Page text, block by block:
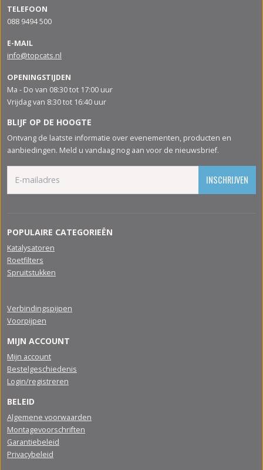
TELEFOON
088 9494 500
E-MAIL
info@topcats.nl
OPENINGSTIJDEN
Ma - Do van 08:30 tot 17:00 uur
Vrijdag van 8:30 tot 16:40 uur
BLIJF OP DE HOOGTE
Ontvang de laatste informatie over evenementen, producten en
aanbiedingen. Meld u vandaag nog aan voor de nieuwsbrief.
INSCHRIJVEN
POPULAIRE CATEGORIEËN
Katalysatoren
Roetfilters
Spruitstukken
Verbindingspijpen
Voorpijpen
MIJN ACCOUNT
Mijn account
Bestelgeschiedenis
Login/registreren
BELEID
Algemene voorwaarden
Montagevoorschriften
Garantiebeleid
Privacybeleid